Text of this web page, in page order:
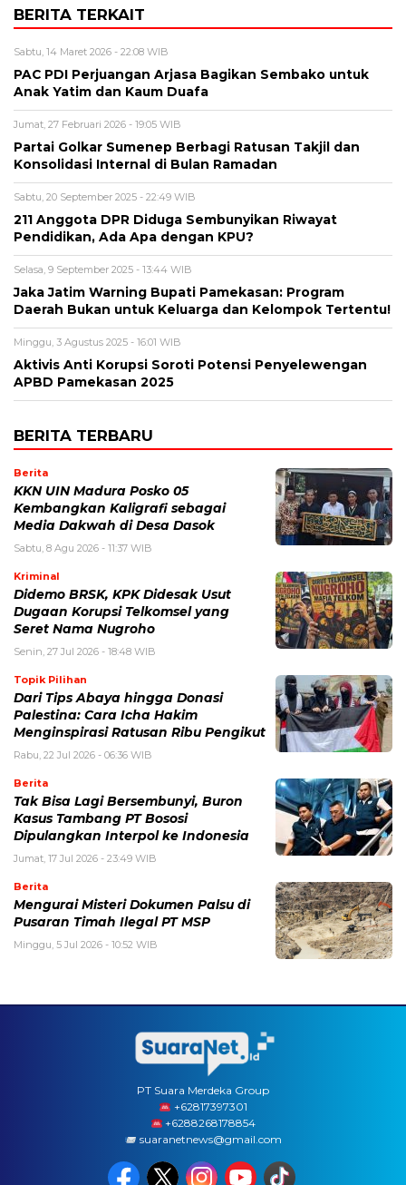
BERITA TERKAIT
Sabtu, 14 Maret 2026 - 22:08 WIB
PAC PDI Perjuangan Arjasa Bagikan Sembako untuk
Anak Yatim dan Kaum Duafa
Jumat, 27 Februari 2026 - 19:05 WIB
Partai Golkar Sumenep Berbagi Ratusan Takjil dan
Konsolidasi Internal di Bulan Ramadan
Sabtu, 20 September 2025 - 22:49 WIB
211 Anggota DPR Diduga Sembunyikan Riwayat
Pendidikan, Ada Apa dengan KPU?
Selasa, 9 September 2025 - 13:44 WIB
Jaka Jatim Warning Bupati Pamekasan: Program
Daerah Bukan untuk Keluarga dan Kelompok Tertentu!
Minggu, 3 Agustus 2025 - 16:01 WIB
Aktivis Anti Korupsi Soroti Potensi Penyelewengan
APBD Pamekasan 2025
BERITA TERBARU
Berita
KKN UIN Madura Posko 05
Kembangkan Kaligrafi sebagai
Media Dakwah di Desa Dasok
Sabtu, 8 Agu 2026 - 11:37 WIB
Kriminal
Didemo BRSK, KPK Didesak Usut
Dugaan Korupsi Telkomsel yang
Seret Nama Nugroho
Senin, 27 Jul 2026 - 18:48 WIB
Topik Pilihan
Dari Tips Abaya hingga Donasi
Palestina: Cara Icha Hakim
Menginspirasi Ratusan Ribu Pengikut
Rabu, 22 Jul 2026 - 06:36 WIB
Berita
Tak Bisa Lagi Bersembunyi, Buron
Kasus Tambang PT Bososi
Dipulangkan Interpol ke Indonesia
Jumat, 17 Jul 2026 - 23:49 WIB
Berita
Mengurai Misteri Dokumen Palsu di
Pusaran Timah Ilegal PT MSP
Minggu, 5 Jul 2026 - 10:52 WIB
PT Suara Merdeka Group
‪+62817397301
+6288268178854
suaranetnews@gmail.com